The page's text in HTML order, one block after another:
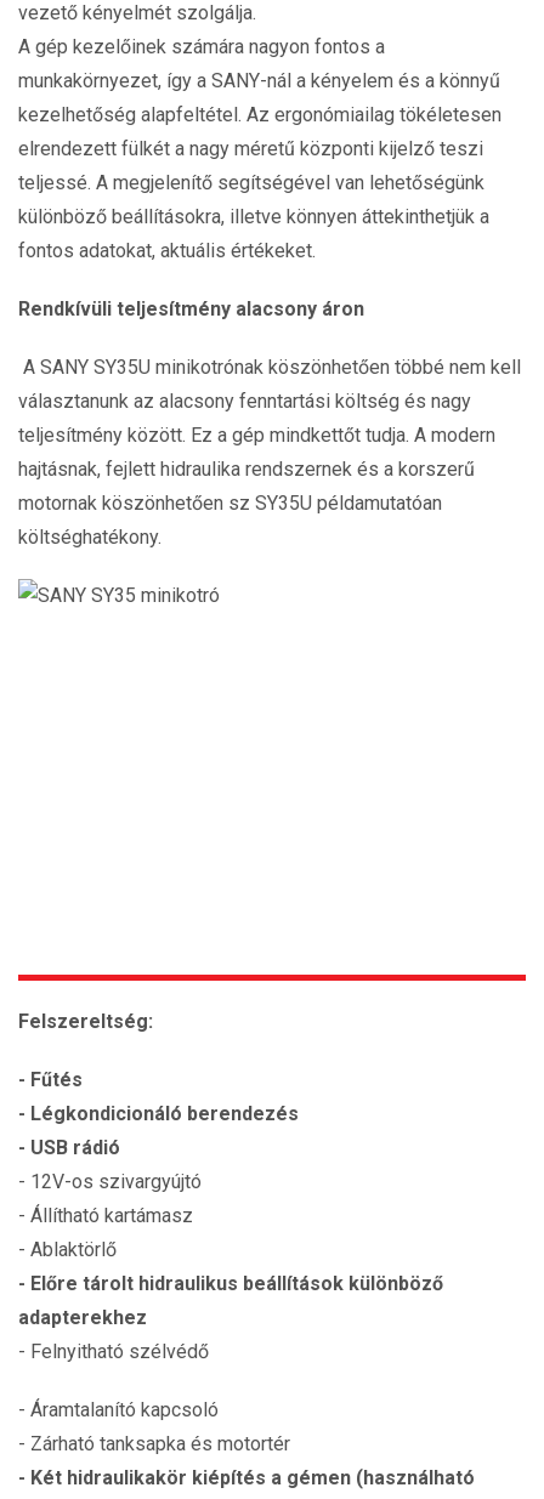
vezető kényelmét szolgálja.
A gép kezelőinek számára nagyon fontos a
munkakörnyezet, így a SANY-nál a kényelem és a könnyű
kezelhetőség alapfeltétel. Az ergonómiailag tökéletesen
elrendezett fülkét a nagy méretű központi kijelző teszi
teljessé. A megjelenítő segítségével van lehetőségünk
különböző beállításokra, illetve könnyen áttekinthetjük a
fontos adatokat, aktuális értékeket.
Rendkívüli teljesítmény alacsony áron
A SANY SY35U minikotrónak köszönhetően többé nem kell
választanunk az alacsony fenntartási költség és nagy
teljesítmény között. Ez a gép mindkettőt tudja. A modern
hajtásnak, fejlett hidraulika rendszernek és a korszerű
motornak köszönhetően sz SY35U példamutatóan
költséghatékony.
Felszereltség:
- Fűtés
- Légkondicionáló berendezés
- USB rádió
- 12V-os szivargyújtó
- Állítható kartámasz
- Ablaktörlő
- Előre tárolt hidraulikus beállítások különböző
adapterekhez
- Felnyitható szélvédő
- Áramtalanító kapcsoló
- Zárható tanksapka és motortér
- Két hidraulikakör kiépítés a gémen (használható